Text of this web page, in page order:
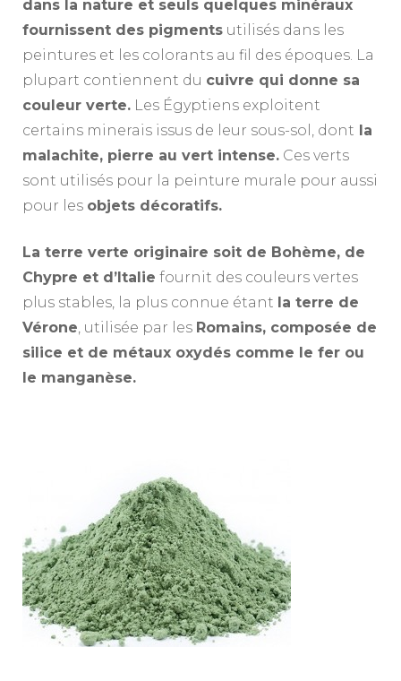
dans la nature et seuls quelques minéraux
fournissent des pigments utilisés dans les
peintures et les colorants au fil des époques. La
plupart contiennent du cuivre qui donne sa
couleur verte. Les Égyptiens exploitent
certains minerais issus de leur sous-sol, dont la
malachite, pierre au vert intense. Ces verts
sont utilisés pour la peinture murale pour aussi
pour les objets décoratifs.
La terre verte originaire soit de Bohème, de
Chypre et d’Italie fournit des couleurs vertes
plus stables, la plus connue étant la terre de
Vérone, utilisée par les Romains, composée de
silice et de métaux oxydés comme le fer ou
le manganèse.